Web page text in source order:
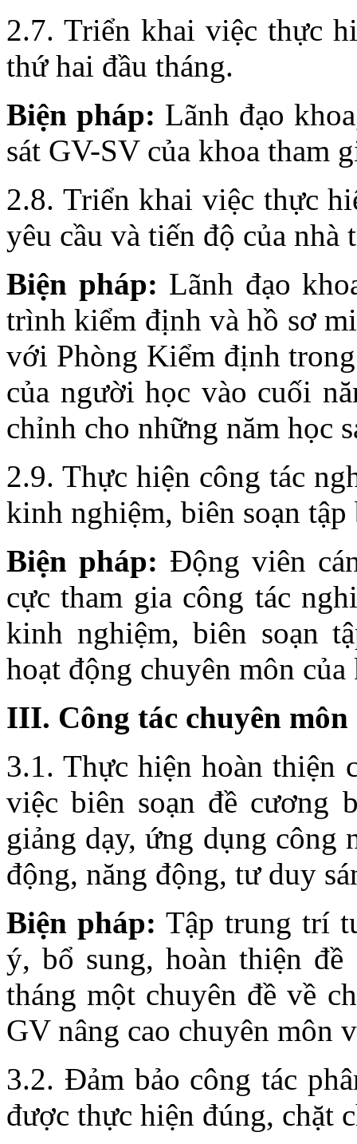
2.7. Triển khai việc thực
thứ hai đầu tháng.
Biện pháp: Lãnh đạo
sát GV-SV của khoa tham
2.8. Triển khai việc thực
yêu cầu và tiến độ của nhà
Biện pháp: Lãnh đạo
trình kiểm định và hồ sơ
với Phòng Kiểm định
của người học vào cuối
chỉnh cho những năm học
2.9. Thực hiện công tác
kinh nghiệm, biên soạn tập
Biện pháp: Động viên
cực tham gia công tác
kinh nghiệm, biên soạn
hoạt động chuyên môn
III. Công tác chuyên môn
3.1. Thực hiện hoàn thiện
việc biên soạn đề cương
giảng dạy, ứng dụng công
động, năng động, tư duy
Biện pháp:Tập trung trí
ý, bổ sung, hoàn thiện
tháng một chuyên đề về
GV nâng cao chuyên môn
3.2. Đảm bảo công tác
được thực hiện đúng, chặt